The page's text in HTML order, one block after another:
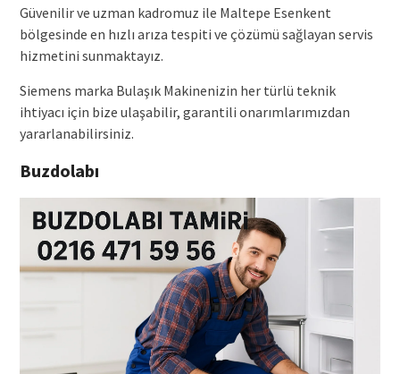
Güvenilir ve uzman kadromuz ile Maltepe Esenkent
bölgesinde en hızlı arıza tespiti ve çözümü sağlayan servis
hizmetini sunmaktayız.
Siemens marka Bulaşık Makinenizin her türlü teknik
ihtiyacı için bize ulaşabilir, garantili onarımlarımızdan
yararlanabilirsiniz.
Buzdolabı